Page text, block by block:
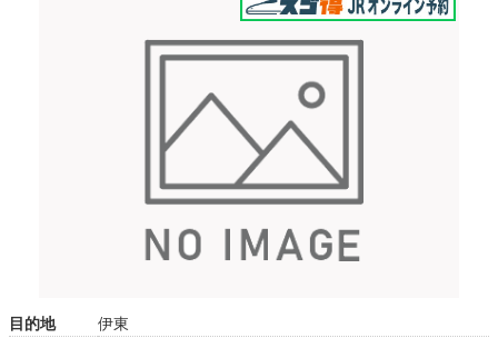
目的地
伊東